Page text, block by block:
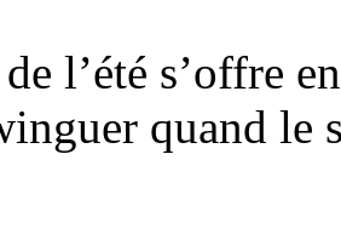
l’été s’offre
quand